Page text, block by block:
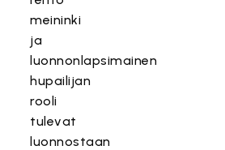
meininki
ja
luonnonlapsimainen
hupailijan
rooli
tulevat
luonnostaan